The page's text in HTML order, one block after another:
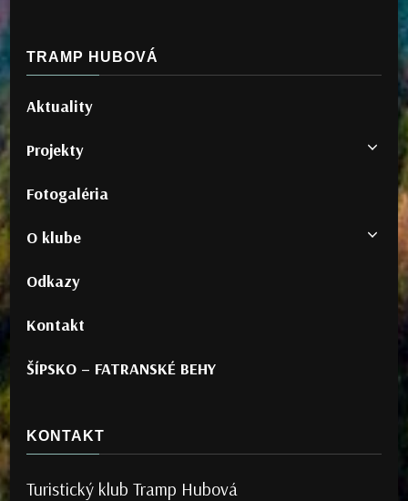
TRAMP HUBOVÁ
Aktuality
Projekty
Fotogaléria
O klube
Odkazy
Kontakt
ŠÍPSKO – FATRANSKÉ BEHY
KONTAKT
Turistický klub Tramp Hubová